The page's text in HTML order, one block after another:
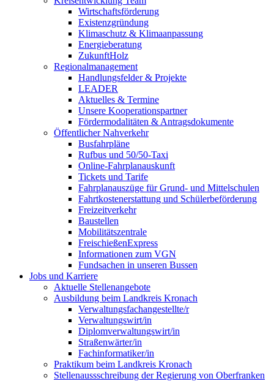
Wirtschaftsförderung
Existenzgründung
Klimaschutz & Klimaanpassung
Energieberatung
ZukunftHolz
Regionalmanagement
Handlungsfelder & Projekte
LEADER
Aktuelles & Termine
Unsere Kooperationspartner
Fördermodalitäten & Antragsdokumente
Öffentlicher Nahverkehr
Busfahrpläne
Rufbus und 50/50-Taxi
Online-Fahrplanauskunft
Tickets und Tarife
Fahrplanauszüge für Grund- und Mittelschulen
Fahrtkostenerstattung und Schülerbeförderung
Freizeitverkehr
Baustellen
Mobilitätszentrale
FreischießenExpress
Informationen zum VGN
Fundsachen in unseren Bussen
Jobs und Karriere
Aktuelle Stellenangebote
Ausbildung beim Landkreis Kronach
Verwaltungsfachangestellte/r
Verwaltungswirt/in
Diplomverwaltungswirt/in
Straßenwärter/in
Fachinformatiker/in
Praktikum beim Landkreis Kronach
Stellenaussschreibung der Regierung von Oberfranken